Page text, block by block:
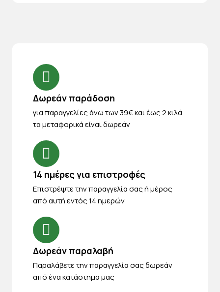
Δωρεάν παράδοση
για παραγγελίες άνω των 39€ και έως 2 κιλά
τα μεταφορικά είναι δωρεάν
14 ημέρες για επιστροφές
Eπιστρέψτε την παραγγελία σας ή μέρος
από αυτή εντός 14 ημερών
Δωρεάν παραλαβή
Παραλάβετε την παραγγελία σας δωρεάν
από ένα κατάστημα μας